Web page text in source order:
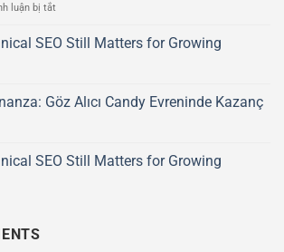
luận bị tắt
je
uit
bij
SEO Still Matters for Growing
Göz Alıcı Candy Evreninde Kazanç
SEO Still Matters for Growing